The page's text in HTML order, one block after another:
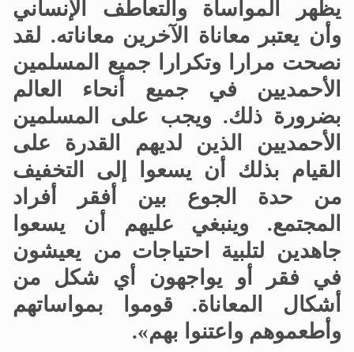
يظهر المواساة والتعاطف الإنساني
وأن يعتبر معاناة الآخرين معاناته. لقد
نصحت مرارا وتكرارا جميع المسلمين
الأحمديين في جميع أنحاء العالم
بضرورة ذلك. ويجب على المسلمين
الأحمديين الذين لديهم القدرة على
القيام بذلك أن يسعوا إلى التخفيف
من حدة الجوع بين أفقر أفراد
المجتمع. وينبغي عليهم أن يسعوا
جاهدين لتلبية احتياجات من يعيشون
في فقر أو يواجهون أي شكل من
أشكال المعاناة. قوموا بمواساتهم
وأطعموهم واعتنوا بهم».